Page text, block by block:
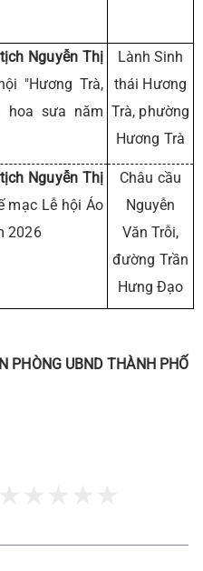
Nguyễn Thị
"Hương Trà,
hoa sưa năm
Lành Sinh
thái Hương
Trà, phường
Hương Trà
Nguyễn Thị
mạc Lễ hội Áo
2026
Châu cầu
Nguyễn
Văn Trỗi,
đường Trần
Hưng Đạo
PHÒNG UBND THÀNH PHỐ